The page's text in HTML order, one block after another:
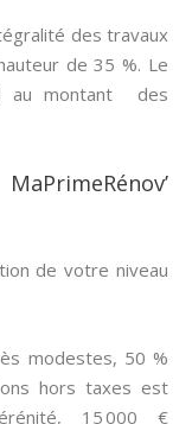
des travaux
de 35 %. Le
au montant des
de votre niveau
modestes, 50 %
hors taxes est
15 000 €